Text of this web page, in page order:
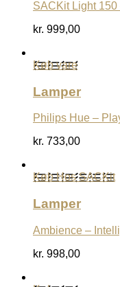
SACKit Light
kr. 999,00
Køb vare
Lamper
Philips Hue –
kr. 733,00
Køb Hos SACKit
Lamper
Ambience –
kr. 998,00